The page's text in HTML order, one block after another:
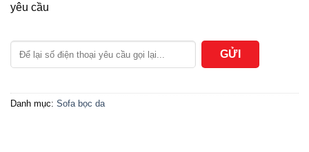
yêu cầu
Danh mục: Sofa bọc da